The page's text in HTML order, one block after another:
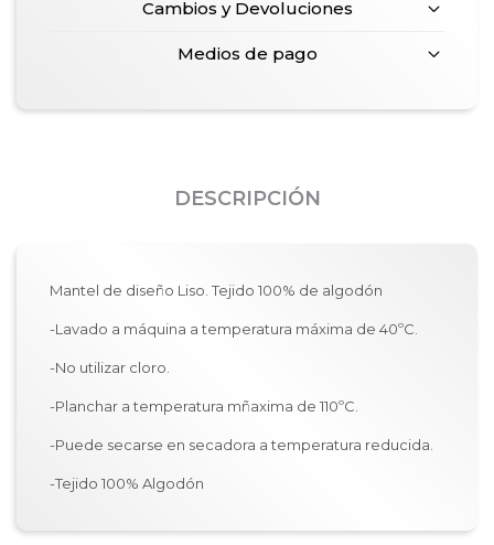
Cambios y Devoluciones
Medios de pago
DESCRIPCIÓN
Mantel de diseño Liso. Tejido 100% de algodón
-Lavado a máquina a temperatura máxima de 40ºC.
-No utilizar cloro.
-Planchar a temperatura mñaxima de 110ºC.
-Puede secarse en secadora a temperatura reducida.
-Tejido 100% Algodón